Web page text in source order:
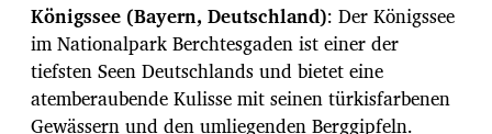
Königssee (Bayern, Deutschland): Der Königssee
im Nationalpark Berchtesgaden ist einer der
tiefsten Seen Deutschlands und bietet eine
atemberaubende Kulisse mit seinen türkisfarbenen
Gewässern und den umliegenden Berggipfeln.